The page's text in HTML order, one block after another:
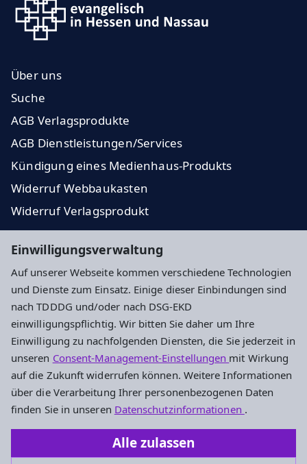
Einwilligungsverwaltung
Auf unserer Webseite kommen verschiedene Technologien
und Dienste zum Einsatz. Einige dieser Einbindungen sind
nach TDDDG und/oder nach DSG-EKD
einwilligungspflichtig. Wir bitten Sie daher um Ihre
Einwilligung zu nachfolgenden Diensten, die Sie jederzeit in
unseren Consent-Management-Einstellungen mit Wirkung
auf die Zukunft widerrufen können. Weitere Informationen
über die Verarbeitung Ihrer personenbezogenen Daten
finden Sie in unseren Datenschutzinformationen .
Alle zulassen
Über uns
Suche
AGB Verlagsprodukte
AGB Dienstleistungen/Services
Kündigung eines Medienhaus-Produkts
Widerruf Webbaukasten
Widerruf Verlagsprodukt
Impressum Datenschutz
Adresse
Medienhaus der Evangelischen Kirche in Hessen und
Nassau GmbH
Emil-von-Behring-Straße 3
60439 Frankfurt
069 58098 678
info@ev-medienhaus.de